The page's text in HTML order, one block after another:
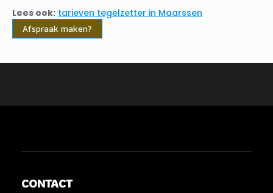
Lees ook: tarieven tegelzetter in Maarssen
Afspraak maken?
CONTACT